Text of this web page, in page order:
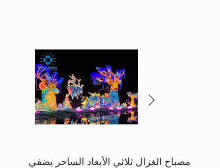
مصباح الغزال ثلاثي الأبعاد الساحر يضفي